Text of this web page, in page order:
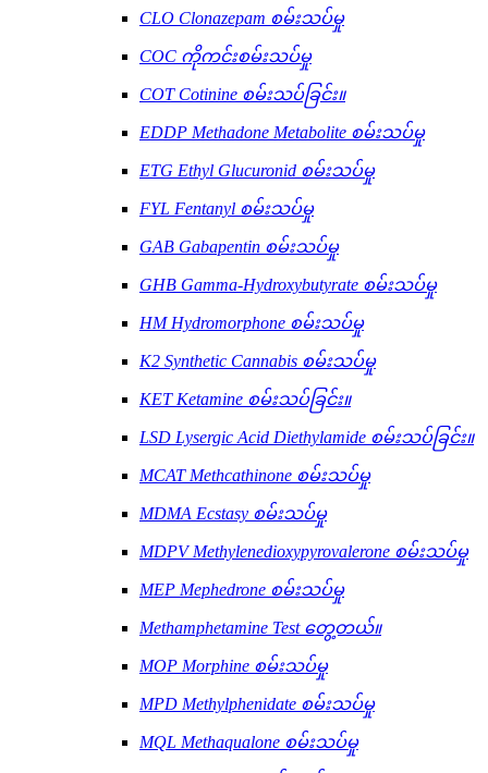
CLO Clonazepam စမ်းသပ်မှု
COC ကိုကင်းစမ်းသပ်မှု
COT Cotinine စမ်းသပ်ခြင်း။
EDDP Methadone Metabolite စမ်းသပ်မှု
ETG Ethyl Glucuronid စမ်းသပ်မှု
FYL Fentanyl စမ်းသပ်မှု
GAB Gabapentin စမ်းသပ်မှု
GHB Gamma-Hydroxybutyrate စမ်းသပ်မှု
HM Hydromorphone စမ်းသပ်မှု
K2 Synthetic Cannabis စမ်းသပ်မှု
KET Ketamine စမ်းသပ်ခြင်း။
LSD Lysergic Acid Diethylamide စမ်းသပ်ခြင်း။
MCAT Methcathinone စမ်းသပ်မှု
MDMA Ecstasy စမ်းသပ်မှု
MDPV Methylenedioxypyrovalerone စမ်းသပ်မှု
MEP Mephedrone စမ်းသပ်မှု
Methamphetamine Test တွေ့တယ်။
MOP Morphine စမ်းသပ်မှု
MPD Methylphenidate စမ်းသပ်မှု
MQL Methaqualone စမ်းသပ်မှု